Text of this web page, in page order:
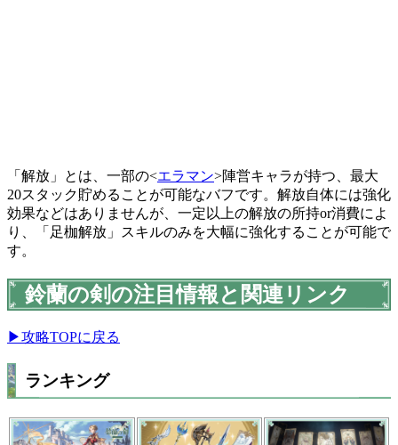
「解放」とは、一部の<エラマン>陣営キャラが持つ、最大
20スタック貯めることが可能なバフです。解放自体には強化
効果などはありませんが、一定以上の解放の所持or消費によ
り、「足枷解放」スキルのみを大幅に強化することが可能で
す。
鈴蘭の剣の注目情報と関連リンク
▶攻略TOPに戻る
ランキング